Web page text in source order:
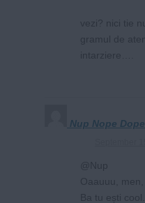
Nup Nope Dope